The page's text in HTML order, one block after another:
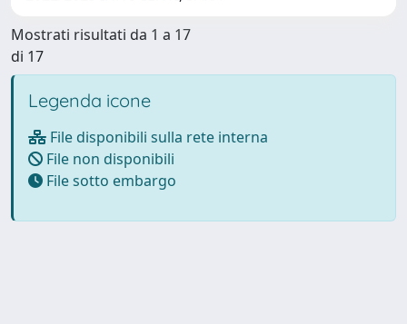
Mostrati risultati da 1 a 17
di 17
Legenda icone
File disponibili sulla rete interna
File non disponibili
File sotto embargo